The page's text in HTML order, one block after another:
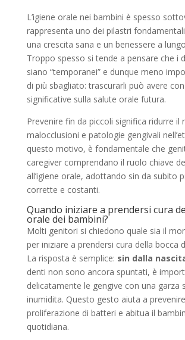
L’igiene orale nei bambini è spesso
rappresenta uno dei pilastri
una crescita sana e un benessere a
Troppo spesso si tende a pensare che i
siano “temporanei” e dunque meno
di più sbagliato: trascurarli può avere
significative sulla salute orale futura.
Prevenire fin da piccoli significa ridurre il
malocclusioni e patologie gengivali
questo motivo, è fondamentale che
caregiver comprendano il ruolo chiave
all’igiene orale, adottando sin da subito
corrette e costanti.
Quando iniziare a prendersi cura
orale dei bambini?
Molti genitori si chiedono quale sia il
per iniziare a prendersi cura della bocca
La risposta è semplice: sin dalla
denti non sono ancora spuntati, è
delicatamente le gengive con una garza
inumidita. Questo gesto aiuta a
proliferazione di batteri e abitua il
quotidiana.